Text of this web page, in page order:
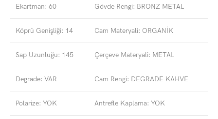
Ekartman: 60 Gövde Rengi: BRONZ METAL
Köprü Genişliği: 14 Cam Materyali: ORGANİK
Sap Uzunluğu: 145 Çerçeve Materyali: METAL
Degrade: VAR Cam Rengi: DEGRADE KAHVE
Polarize: YOK Antrefle Kaplama: YOK